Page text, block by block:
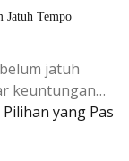
Jatuh Tempo
jatuh
keuntungan